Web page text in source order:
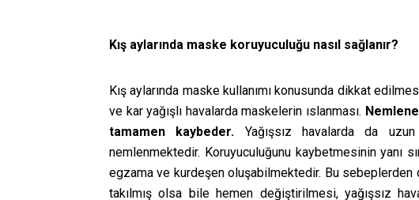
Kış aylarında maske koruyuculuğu nasıl sağlanır?
Kış aylarında maske kullanımı konusunda dikkat
ve kar yağışlı havalarda maskelerin ıslanması.
tamamen kaybeder. Yağışsız havalarda da
nemlenmektedir. Koruyuculuğunu kaybetmesinin yanı
egzama ve kurdeşen oluşabilmektedir. Bu sebeplerden
takılmış olsa bile hemen değiştirilmesi, yağışsız